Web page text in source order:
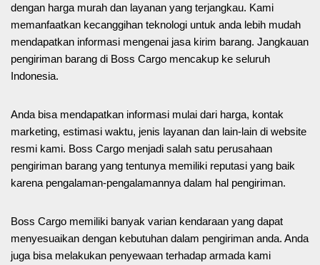
dengan harga murah dan layanan yang terjangkau. Kami
memanfaatkan kecanggihan teknologi untuk anda lebih mudah
mendapatkan informasi mengenai jasa kirim barang. Jangkauan
pengiriman barang di Boss Cargo mencakup ke seluruh
Indonesia.
Anda bisa mendapatkan informasi mulai dari harga, kontak
marketing, estimasi waktu, jenis layanan dan lain-lain di website
resmi kami. Boss Cargo menjadi salah satu perusahaan
pengiriman barang yang tentunya memiliki reputasi yang baik
karena pengalaman-pengalamannya dalam hal pengiriman.
Boss Cargo memiliki banyak varian kendaraan yang dapat
menyesuaikan dengan kebutuhan dalam pengiriman anda. Anda
juga bisa melakukan penyewaan terhadap armada kami